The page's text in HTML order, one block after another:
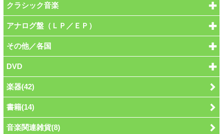
クラシック音楽
アナログ盤（ＬＰ／ＥＰ）
その他／各国
DVD
楽器(42)
書籍(14)
音楽関連雑貨(8)